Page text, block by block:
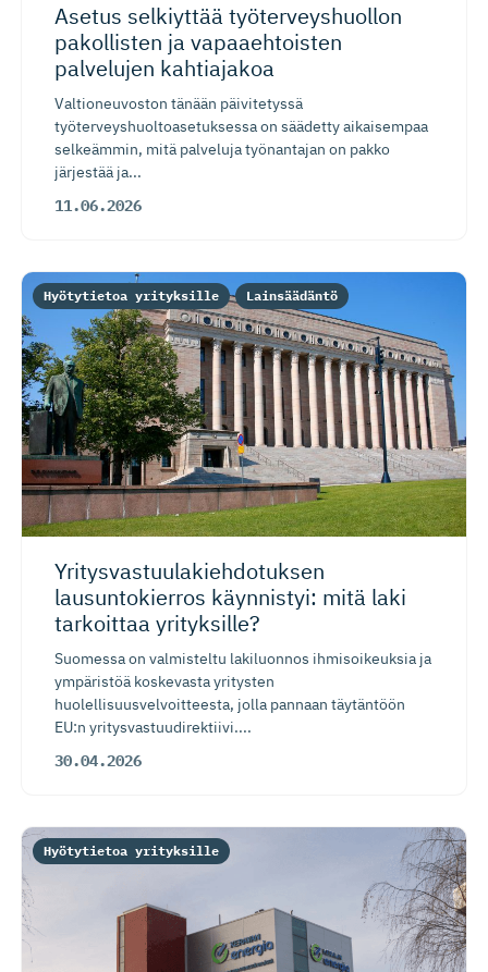
Asetus selkiyttää työterveys­huollon
pakollisten ja vapaaehtoisten
palvelujen kahtiajakoa
Valtioneuvoston tänään päivitetyssä
työterveyshuoltoasetuksessa on säädetty aikaisempaa
selkeämmin, mitä palveluja työnantajan on pakko
järjestää ja...
11.06.2026
Yritysvas­tuu­la­kieh­do­tuksen
lausuntokierros käynnistyi: mitä laki
tarkoittaa yrityksille?
Suomessa on valmisteltu lakiluonnos ihmisoikeuksia ja
ympäristöä koskevasta yritysten
huolellisuusvelvoitteesta, jolla pannaan täytäntöön
EU:n yritysvastuudirektiivi....
30.04.2026
Hyötytietoa yrityksille Lainsäädäntö
Hyötytietoa yrityksille